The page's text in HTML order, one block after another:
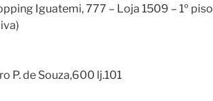
Iguatemi, 777 – Loja 1509 – 1º piso
P. de Souza,600 lj.101